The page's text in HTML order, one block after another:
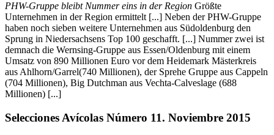
PHW-Gruppe bleibt Nummer eins in der Region Größte
Unternehmen in der Region ermittelt [...] Neben der PHW-Gruppe
haben noch sieben weitere Unternehmen aus Südoldenburg den
Sprung in Niedersachsens Top 100 geschafft. [...] Nummer zwei ist
demnach die Wernsing-Gruppe aus Essen/Oldenburg mit einem
Umsatz von 890 Millionen Euro vor dem Heidemark Mästerkreis
aus Ahlhorn/Garrel(740 Millionen), der Sprehe Gruppe aus Cappeln
(704 Millionen), Big Dutchman aus Vechta-Calveslage (688
Millionen) [...]
Selecciones Avícolas Número 11. Noviembre 2015